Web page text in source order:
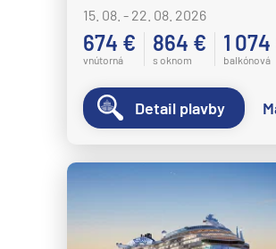
15. 08. - 22. 08. 2026
674 €
vnútorná
864 €
s oknom
1
balkónová
Detail plavby